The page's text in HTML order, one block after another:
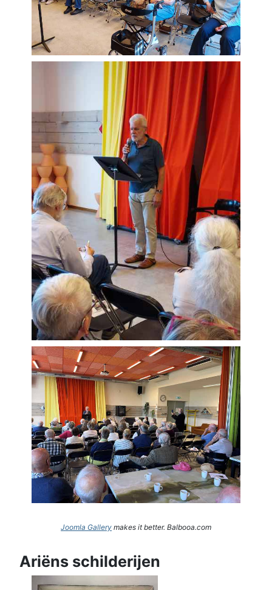
Joomla Gallery makes it better. Balbooa.com
Ariëns schilderijen